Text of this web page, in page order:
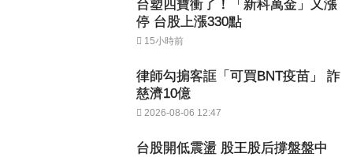
台塑四寶衝了！「新科萬金」又漲
停 台股上漲330點
15小時前
律師勾掮客誆「可買BNT疫苗」 詐
慈濟10億
2026-08-06 12:47
台股開低震盪 股王股后撐盤盤中